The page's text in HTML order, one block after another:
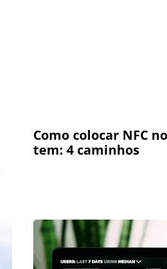
Como colocar NFC
tem: 4 caminhos